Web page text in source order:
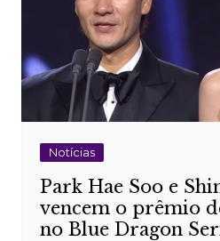
Notícias
Park Hae Soo e
vencem o prêmio
no Blue Dragon